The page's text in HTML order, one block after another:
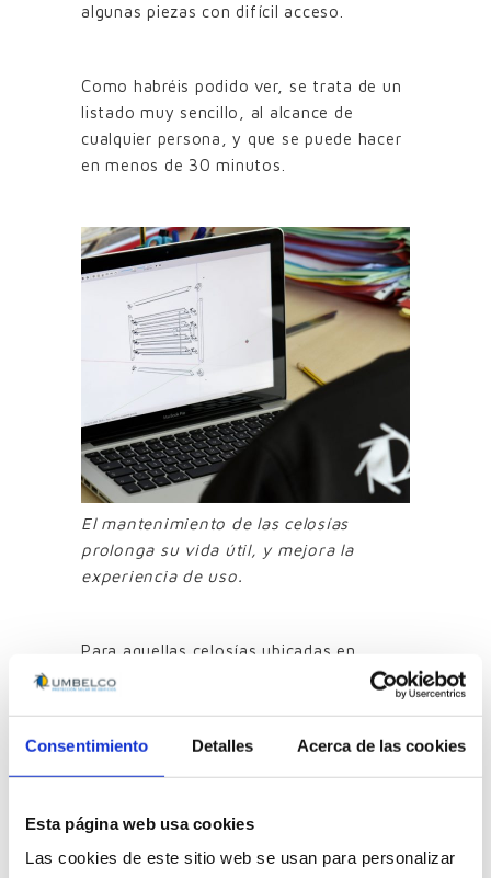
Consentimiento Detalles Acerca de las cookies
Esta página web usa cookies
Las cookies de este sitio web se usan para personalizar
algunas piezas con difícil acceso.
Como habréis podido ver, se trata de un
listado muy sencillo, al alcance de
cualquier persona, y que se puede hacer
en menos de 30 minutos.
El mantenimiento de las celosías
prolonga su vida útil, y mejora la
experiencia de uso.
Para aquellas celosías ubicadas en
entornos más agresivos (zonas cercanas
pasos, adaptando la frecuencia de los
mismos al medio en el que estén
recomendados no causan daño en las
celosías, y por lo tanto, se pueden